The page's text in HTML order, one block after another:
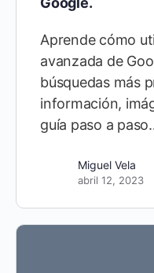
Aprende cómo
avanzada de
búsquedas más
información,
guía paso a
Miguel Vela
abril 12, 2023